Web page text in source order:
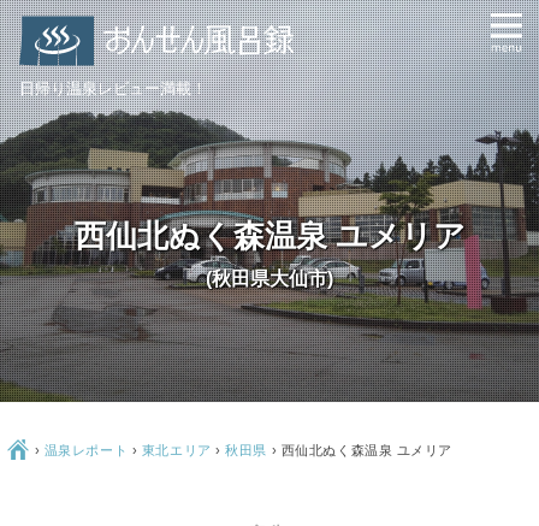
日帰り温泉レビュー満載！
西仙北ぬく森温泉 ユメリア
(秋田県大仙市)
Ç › 温泉レポート › 東北エリア ›秋田県 › 西仙北ぬく森温泉 ユメリア